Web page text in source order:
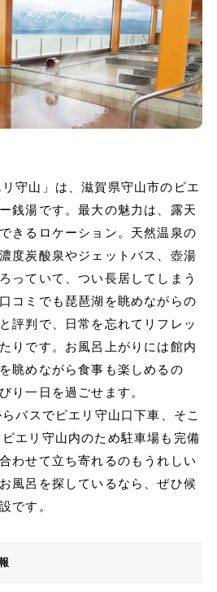
守山」は、滋賀県守山市のピエ
銭湯です。最大の魅力は、露天
きるロケーション。天然温泉の
度炭酸泉やジェットバス、壺湯
っていて、つい長居してしまう
コミでも琵琶湖を眺めながらの
評判で、日常を忘れてリフレッ
りです。お風呂上がりには館内
眺めながら食事も楽しめるの
り一日を過ごせます。
バスでピエリ守山口下車、そこ
エリ守山内のため駐車場も完備
わせて立ち寄れるのもうれしい
風呂を探しているなら、ぜひ候
です。